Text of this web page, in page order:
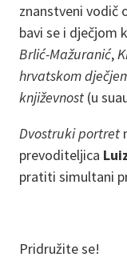
znanstveni vodič
bavi se i dječjom
Brlić-Mažuranić,
hrvatskom
književnost (u
Dvostruki portret
prevoditeljica
pratiti simultani
Pridružite se!